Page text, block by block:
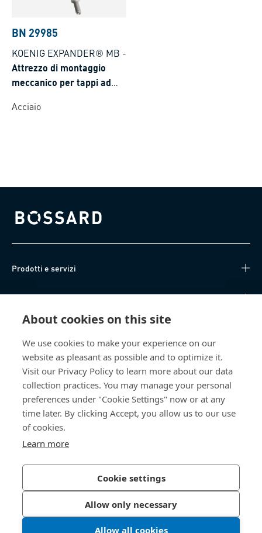
About cookies on this site
We use cookies to make your experience on our
website as pleasant as possible and to optimize it.
Visit our Privacy Policy to learn more about our data
collection practices. You may manage your personal
preferences under "Cookie Settings" now or at any
time later. By clicking Accept, you allow us to our use
of cookies.
Learn more
Cookie settings
Allow only necessary
Allow all cookies
BN 29985
KOENIG EXPANDER® MB -
Attrezzo di montaggio
meccanico per tappi ad
Acciaio
Bossard homepage
Prodotti e servizi
Knowledge Hub
Chi siamo
Bossard Italia
Via Salvatore Quasimodo, 12/14
20025 Legnano (MI)
Informativa sulla privacy